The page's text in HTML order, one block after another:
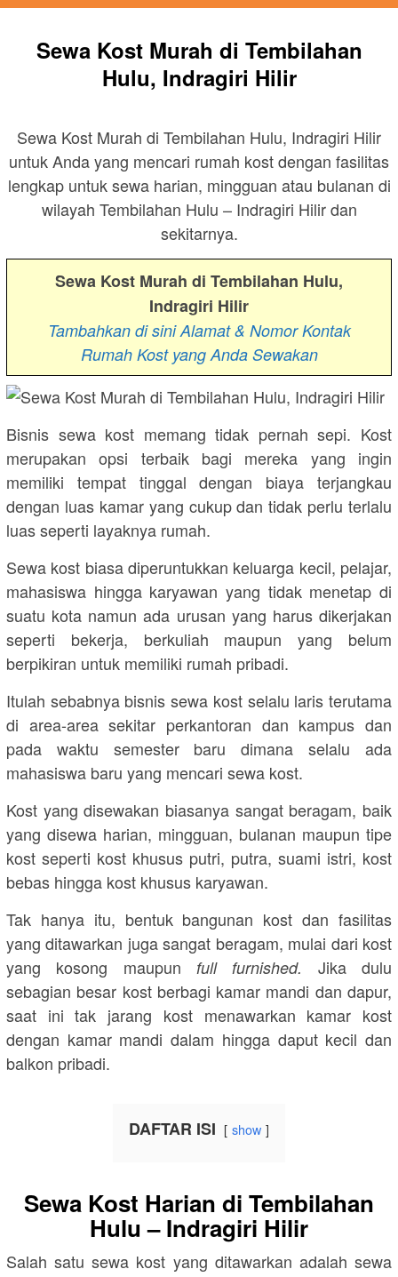
Sewa Kost Murah di Tembilahan
Hulu, Indragiri Hilir
Sewa Kost Murah di Tembilahan Hulu, Indragiri Hilir
untuk Anda yang mencari rumah kost dengan fasilitas
lengkap untuk sewa harian, mingguan atau bulanan di
wilayah Tembilahan Hulu – Indragiri Hilir dan
sekitarnya.
Sewa Kost Murah di Tembilahan Hulu,
Indragiri Hilir
Tambahkan di sini Alamat & Nomor Kontak
Rumah Kost yang Anda Sewakan
Bisnis sewa kost memang tidak pernah sepi. Kost
merupakan opsi terbaik bagi mereka yang ingin
memiliki tempat tinggal dengan biaya terjangkau
dengan luas kamar yang cukup dan tidak perlu terlalu
luas seperti layaknya rumah.
Sewa kost biasa diperuntukkan keluarga kecil, pelajar,
mahasiswa hingga karyawan yang tidak menetap di
suatu kota namun ada urusan yang harus dikerjakan
seperti bekerja, berkuliah maupun yang belum
berpikiran untuk memiliki rumah pribadi.
Itulah sebabnya bisnis sewa kost selalu laris terutama
di area-area sekitar perkantoran dan kampus dan
pada waktu semester baru dimana selalu ada
mahasiswa baru yang mencari sewa kost.
Kost yang disewakan biasanya sangat beragam, baik
yang disewa harian, mingguan, bulanan maupun tipe
kost seperti kost khusus putri, putra, suami istri, kost
bebas hingga kost khusus karyawan.
Tak hanya itu, bentuk bangunan kost dan fasilitas
yang ditawarkan juga sangat beragam, mulai dari kost
yang kosong maupun full furnished. Jika dulu
sebagian besar kost berbagi kamar mandi dan dapur,
saat ini tak jarang kost menawarkan kamar kost
dengan kamar mandi dalam hingga daput kecil dan
balkon pribadi.
DAFTAR ISI show
Sewa Kost Harian di Tembilahan
Hulu – Indragiri Hilir
Salah satu sewa kost yang ditawarkan adalah sewa